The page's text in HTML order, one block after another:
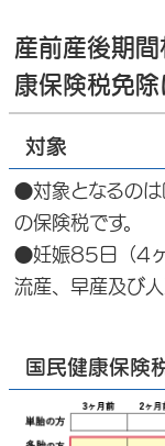
産前産後期
康保険税免除
対象
●対象となるのは
の保険税です。
●妊娠85日（4ヶ
流産、早産及び
国民健康保険